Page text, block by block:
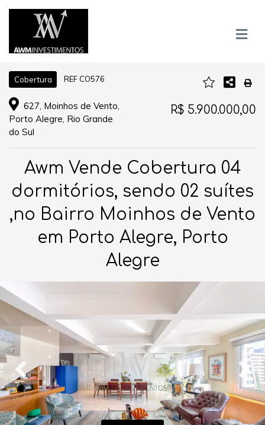
Cobertura REF CO576
627, Moinhos de Vento,
Porto Alegre, Rio Grande
do Sul
R$ 5.900.000,00
Awm Vende Cobertura 04
dormitórios, sendo 02 suítes
,no Bairro Moinhos de Vento
em Porto Alegre, Porto
Alegre